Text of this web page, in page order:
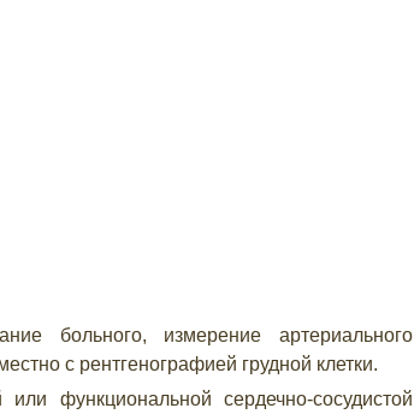
больного, измерение артериального
с рентгенографией грудной клетки.
функциональной сердечно-сосудистой